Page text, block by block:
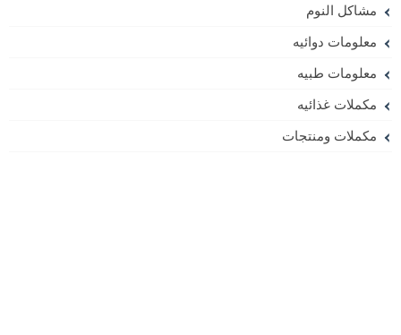
مشاكل النوم
معلومات دوائيه
معلومات طبيه
مكملات غذائيه
مكملات ومنتجات